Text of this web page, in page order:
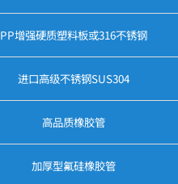
PP增强硬质塑料板或316不锈钢
进口高级不锈钢SUS304
高品质橡胶管
加厚型氟硅橡胶管